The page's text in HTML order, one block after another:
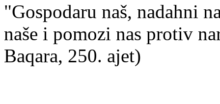
"Gospodaru naš, nadahni
naše i pomozi nas protiv
Baqara, 250. ajet)